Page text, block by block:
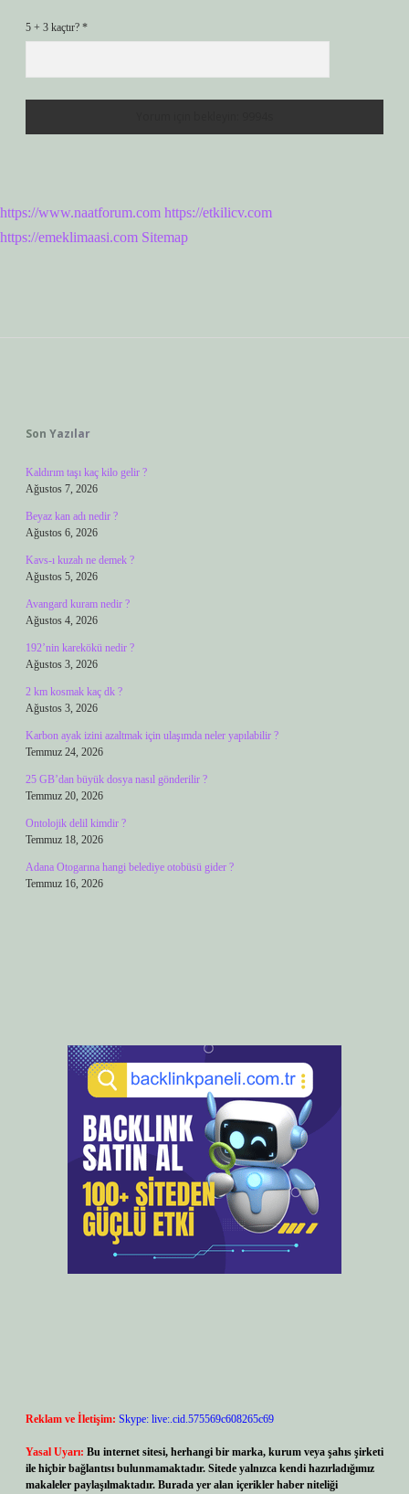
5 + 3 kaçtır? *
https://www.naatforum.com https://etkilicv.com
https://emeklimaasi.com Sitemap
Son Yazılar
Kaldırım taşı kaç kilo gelir ?
Ağustos 7, 2026
Beyaz kan adı nedir ?
Ağustos 6, 2026
Kavs-ı kuzah ne demek ?
Ağustos 5, 2026
Avangard kuram nedir ?
Ağustos 4, 2026
192’nin karekökü nedir ?
Ağustos 3, 2026
2 km kosmak kaç dk ?
Ağustos 3, 2026
Karbon ayak izini azaltmak için ulaşımda neler yapılabilir ?
Temmuz 24, 2026
25 GB’dan büyük dosya nasıl gönderilir ?
Temmuz 20, 2026
Ontolojik delil kimdir ?
Temmuz 18, 2026
Adana Otogarına hangi belediye otobüsü gider ?
Temmuz 16, 2026
Reklam ve İletişim: Skype: live:.cid.575569c608265c69
Yasal Uyarı: Bu internet sitesi, herhangi bir marka, kurum veya şahıs şirketi
ile hiçbir bağlantısı bulunmamaktadır. Sitede yalnızca kendi hazırladığımız
makaleler paylaşılmaktadır. Burada yer alan içerikler haber niteliği